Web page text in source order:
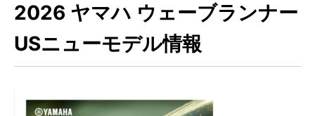
9.フォトギャラリー
10.会社情報
2026 ヤマハ ウェーブランナー
USニューモデル情報